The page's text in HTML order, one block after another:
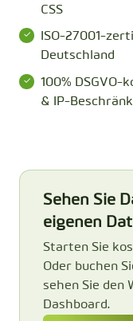
CSS
ISO-27001-
Deutschland
100% DSGVO-
& IP-
Sehen Sie
eigenen
Starten Sie
Oder buchen
sehen Sie den
Dashboard.